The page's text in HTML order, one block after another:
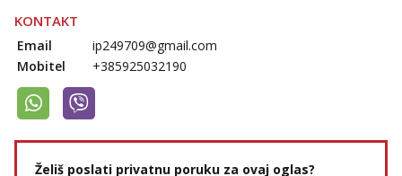
KONTAKT
Email
ip249709@gmail.com
Mobitel
+385925032190
Želiš poslati privatnu poruku za ovaj oglas?